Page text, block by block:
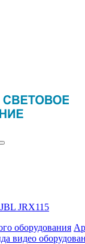
JRX115
оборудования
видео